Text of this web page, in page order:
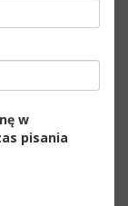
w
pisania